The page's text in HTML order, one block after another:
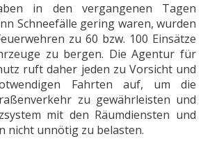
in den vergangenen Tagen
Schneefälle gering waren, wurden
zu 60 bzw. 100 Einsätze
zu bergen. Die Agentur für
ruft daher jeden zu Vorsicht und
Fahrten auf, um die
zu gewährleisten und
mit den Räumdiensten und
nicht unnötig zu belasten.